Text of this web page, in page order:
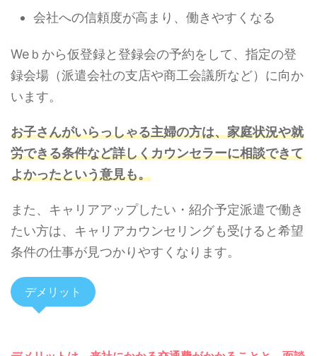
会社への信頼度が高まり、働きやすくなる
Weｂから仮登録と登録会の予約をして、指定の登
録会場（派遣会社の支店や商工会議所など）に向か
います。
お子さんがいらっしゃる主婦の方は、家庭状況や就
労できる条件など詳しくカウンセラーに相談できて
よかったという意見も。
また、キャリアアップしたい・紹介予定派遣で働き
たい方は、キャリアカウンセリングも受けると希望
条件の仕事が見つかりやすくなります。
デメリット